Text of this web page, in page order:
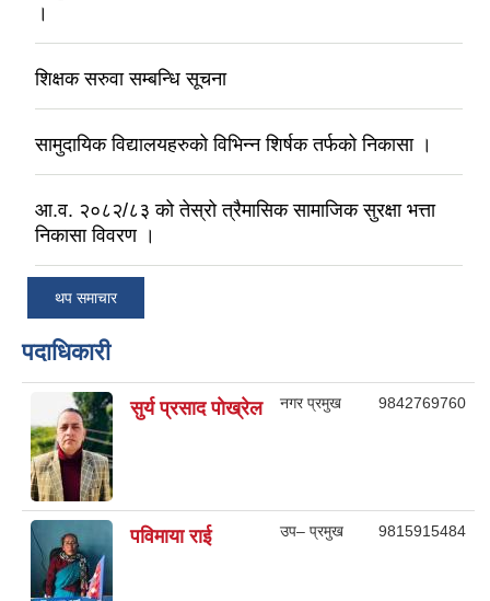
।
शिक्षक सरुवा सम्बन्धि सूचना
सामुदायिक विद्यालयहरुको विभिन्न शिर्षक तर्फको निकासा ।
आ.व. २०८२/८३ को तेस्रो त्रैमासिक सामाजिक सुरक्षा भत्ता
निकासा विवरण ।
थप समाचार
पदाधिकारी
सुर्य प्रसाद पाेख्रेल नगर प्रमुख 9842769760
पविमाया राई उप– प्रमुख 9815915484